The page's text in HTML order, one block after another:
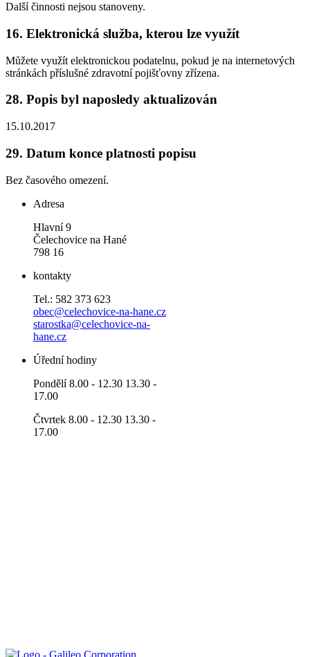
Další činnosti nejsou stanoveny.
16. Elektronická služba, kterou lze využít
Můžete využít elektronickou podatelnu, pokud je na internetových
stránkách příslušné zdravotní pojišťovny zřízena.
28. Popis byl naposledy aktualizován
15.10.2017
29. Datum konce platnosti popisu
Bez časového omezení.
Adresa
Hlavní 9
Čelechovice na Hané
798 16
kontakty
Tel.: 582 373 623
obec@celechovice-na-hane.cz
starostka@celechovice-na-
hane.cz
Úřední hodiny
Pondělí 8.00 - 12.30 13.30 -
17.00
Čtvrtek 8.00 - 12.30 13.30 -
17.00